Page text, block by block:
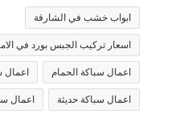
ابواب خشب في الشارقة
اسعار تركيب الجبس بورد في
اعمال سباكة الحمام اعمال
اعمال سباكة حديثة اعمال